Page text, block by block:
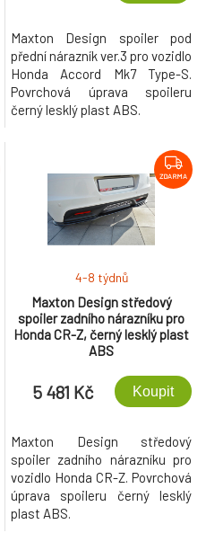
Maxton Design spoiler pod
přední nárazník ver.3 pro vozidlo
Honda Accord Mk7 Type-S.
Povrchová úprava spoileru
černý lesklý plast ABS.
ZDARMA
Maxton Design středový
spoiler zadního nárazníku pro
Honda CR-Z, černý lesklý plast
ABS
4-8 týdnů
5 481 Kč Koupit
Maxton Design středový
spoiler zadního nárazníku pro
vozidlo Honda CR-Z. Povrchová
úprava spoileru černý lesklý
plast ABS.